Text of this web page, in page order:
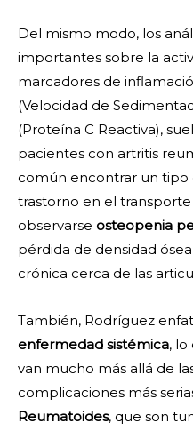
Del mismo modo, los
importantes sobre la
marcadores de
(Velocidad de
(Proteína C Reactiva),
pacientes con artritis
común encontrar un tipo
trastorno en el
observarse osteopenia
pérdida de densidad
crónica cerca de las
También, Rodríguez
enfermedad sistémica, lo
van mucho más allá de
complicaciones más
Reumatoides, que son